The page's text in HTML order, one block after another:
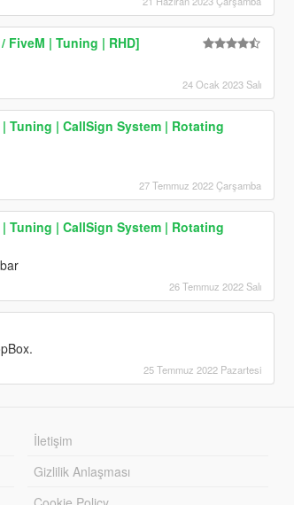
FiveM | Tuning | RHD]
24 Ocak 2023 Salı
Tuning | CallSign System | Rotating
27 Temmuz 2022 Çarşamba
Tuning | CallSign System | Rotating
26 Temmuz 2022 Salı
25 Temmuz 2022 Pazartesi
İletişim
Gizlilik Anlaşması